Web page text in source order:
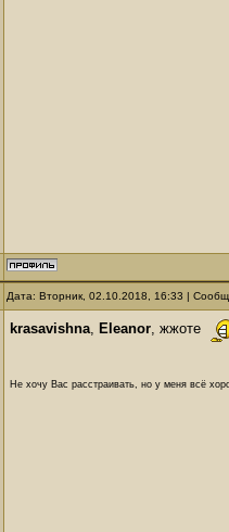
Дата: Вторник, 02.10.2018, 16:33 |
krasavishna, Eleanor, жжоте
Не хочу Вас расстраивать, но у меня всё